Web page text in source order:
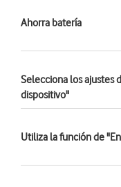
Ahorra batería
Selecciona los ajustes
dispositivo"
Utiliza la función de